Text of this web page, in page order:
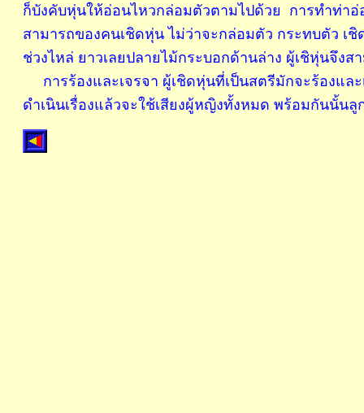
ก็บังคับหุ่นให้อ่อนไหวกล่อมตัวตามไปด้วย การทำท่า
สามารถของคนเชิดหุ่น ไม่ว่าจะกล่อมตัว กระทบตัว เ
ช่วงไหล่ ยาวเลยปลายไม้กระบอกด้านล่าง ผู้เชิหุ่นจึง
การร้องและเจรจา ผู้เชิดหุ่นที่เป็นสตรีมักจะร้องแล
ดำเนินเรื่องแล้วจะใช้เสียงผู้หญิงทั้งหมด พร้อมกันนั้น